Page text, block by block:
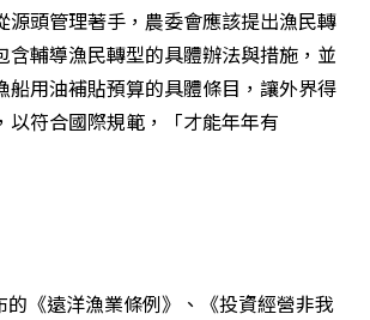
源頭管理著手，農委會應該提出漁民轉
含輔導漁民轉型的具體辦法與措施，並
船用油補貼預算的具體條目，讓外界得
以符合國際規範，「才能年年有
的《遠洋漁業條例》、《投資經營非我